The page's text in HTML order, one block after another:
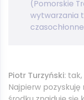
(Pomorskie
wytwarzania
Piotr Turzyński:
Najpierw